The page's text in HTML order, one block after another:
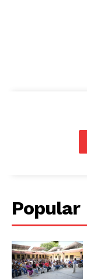
Popular